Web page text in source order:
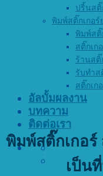
ปริ้นสติ๊
พิมพ์สติ๊กเกอร์
พิมพ์สติ๊
สติ๊กเก
ร้านสติ๊
รับทำส
สติ๊กเก
อัลบั้มผลงาน
บทความ
ติดต่อเรา
พิมพ์สติ๊กเกอร์
เป็น